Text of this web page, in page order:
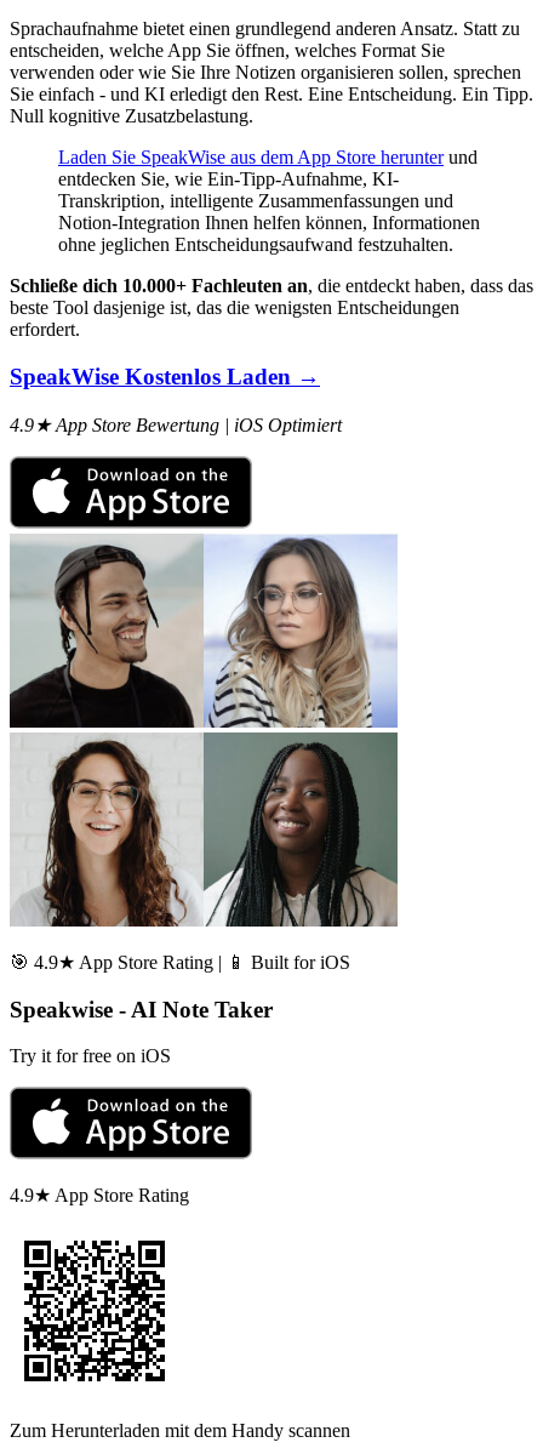
Sprachaufnahme bietet einen grundlegend anderen Ansatz. Statt zu
entscheiden, welche App Sie öffnen, welches Format Sie
verwenden oder wie Sie Ihre Notizen organisieren sollen, sprechen
Sie einfach - und KI erledigt den Rest. Eine Entscheidung. Ein Tipp.
Null kognitive Zusatzbelastung.
Laden Sie SpeakWise aus dem App Store herunterund
entdecken Sie, wie Ein-Tipp-Aufnahme, KI-
Transkription, intelligente Zusammenfassungen und
Notion-Integration Ihnen helfen können, Informationen
ohne jeglichen Entscheidungsaufwand festzuhalten.
Schließe dich 10.000+ Fachleuten an, die entdeckt haben, dass das
beste Tool dasjenige ist, das die wenigsten Entscheidungen
erfordert.
SpeakWise Kostenlos Laden →
4.9★ App Store Bewertung | iOS Optimiert
🎯 4.9★ App Store Rating | 📱 Built for iOS
Speakwise - AI Note Taker
Try it for free on iOS
4.9★ App Store Rating
Zum Herunterladen mit dem Handy scannen